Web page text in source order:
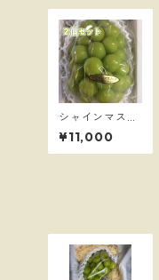
シャインマスカ
ット燦-san-
2房 80サイズ
¥11,000